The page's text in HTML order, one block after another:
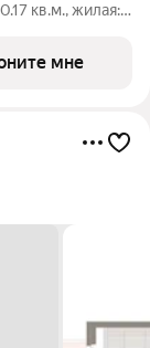
кв.м., жилая:
ocвeщeниe
мне